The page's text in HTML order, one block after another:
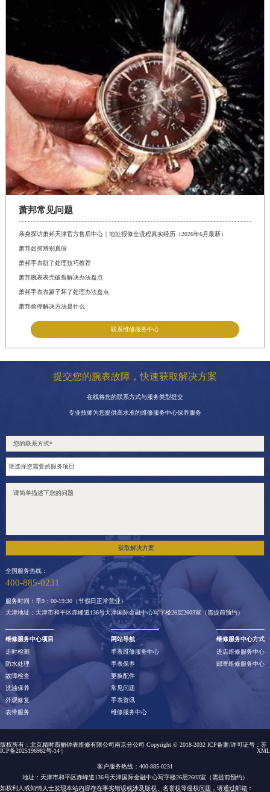
萧邦常见问题
亲身探访萧邦天津官方售后中心｜地址报修全流程真实经历（2026年6月最新）
萧邦如何辨别真假
萧邦手表脏了处理技巧推荐
萧邦腕表表壳破裂解决办法盘点
萧邦手表表蒙子坏了处理办法盘点
萧邦偷停解决方法是什么
联系维修服务中心
提交您的腕表故障，快速获取解决方案
在线将您的联系方式与服务类型提交
专业技师为您提供高水准的维修服务中心保养服务
获取解决方案
全国服务热线：
400-885-0231
服务时间：早9：00-19:30（节假日正常营业）
天津地址：天津市和平区赤峰道136号天津国际金融中心写字楼26层2603室（需提前预约）
维修服务中心项目
走时检测
防水处理
故障检查
洗油保养
外观修复
表带服务
网站导航
手表维修服务中心
手表保养
更换配件
常见问题
手表资讯
维修服务中心
维修服务中心方式
进店维修服务中心
邮寄维修服务中心
版权所有：北京精时翡丽钟表维修有限公司南京分公司 Copyright © 2018-2032 ICP备案/许可证号： 苏
ICP备2025196982号-14 | XML
客户服务热线：400-885-0231
地址：天津市和平区赤峰道136号天津国际金融中心写字楼26层2603室（需提前预约）
如权利人或知情人士发现本站内容存在事实错误或涉及版权、名誉权等侵权问题，请通过邮箱：